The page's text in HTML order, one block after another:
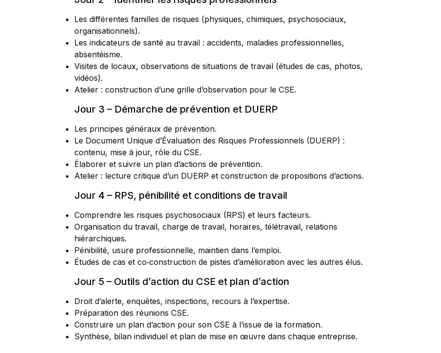
Les différentes familles de risques (physiques, chimiques, psychosociaux,
organisationnels).
Les indicateurs de santé au travail : accidents, maladies professionnelles,
absentéisme.
Visites de locaux, observations de situations de travail (études de cas, photos,
vidéos).
Atelier : construction d’une grille d’observation pour le CSE.
Jour 3 – Démarche de prévention et DUERP
Les principes généraux de prévention.
Le Document Unique d’Évaluation des Risques Professionnels (DUERP) :
contenu, mise à jour, rôle du CSE.
Élaborer et suivre un plan d’actions de prévention.
Atelier : lecture critique d’un DUERP et construction de propositions d’actions.
Jour 4 – RPS, pénibilité et conditions de travail
Comprendre les risques psychosociaux (RPS) et leurs facteurs.
Organisation du travail, charge de travail, horaires, télétravail, relations
hiérarchiques.
Pénibilité, usure professionnelle, maintien dans l’emploi.
Études de cas et co‑construction de pistes d’amélioration avec les autres élus.
Jour 5 – Outils d’action du CSE et plan d’action
Droit d’alerte, enquêtes, inspections, recours à l’expertise.
Préparation des réunions CSE.
Construire un plan d’action pour son CSE à l’issue de la formation.
Synthèse, bilan individuel et plan de mise en œuvre dans chaque entreprise.